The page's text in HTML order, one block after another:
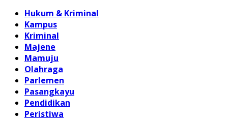
Hukum & Kriminal
Kampus
Kriminal
Majene
Mamuju
Olahraga
Parlemen
Pasangkayu
Pendidikan
Peristiwa